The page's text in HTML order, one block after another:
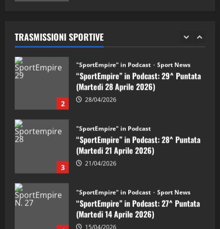
TRASMISSIONI SPORTIVE
2 28/04/2026
3
"SportEmpire" in Podcast
“SportEmpire” in Podcast: 28^ Puntata
(Martedi 21 Aprile 2026)
21/04/2026
4
"SportEmpire" in Podcast
“SportEmpire” in Podcast: 27^ Puntata
(Martedi 14 Aprile 2026)
15/04/2026
"SportEmpire" in Podcast
“SportEmpire” in Podcast: 26^ Puntata
(Martedi 07 Aprile 2026)